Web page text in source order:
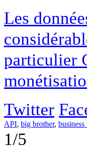
Les
particulier
Twitter
API, big brother, business
1/5